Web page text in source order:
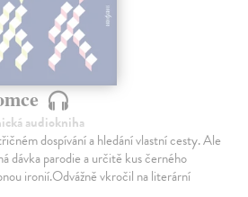
audiokniha
dospívání a hledání vlastní cesty. Ale
dávka parodie a určitě kus černého
ironií.Odvážně vkročil na literární